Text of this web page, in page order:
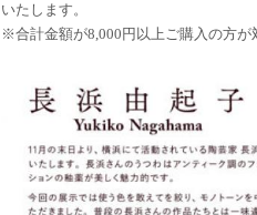
いたします。
※合計金額が8,000円以上ご購入の方が